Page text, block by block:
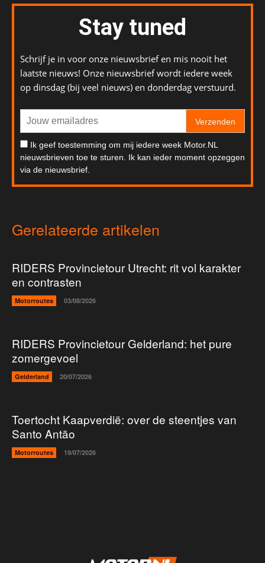
Stay tuned
Schrijf je in voor onze nieuwsbrief en mis nooit het
laatste nieuws! Onze nieuwsbrief wordt iedere week
op dinsdag (bij veel nieuws) en donderdag verstuurd.
Verzenden
Ik geef toestemming om mij iedere week Motor.NL
nieuwsbrieven toe te sturen. Ik kan ieder moment opzeggen
via de nieuwsbrief.
Gerelateerde artikelen
RIDERS Provincietour Utrecht: rit vol karakter
en contrasten
Motorroutes 03/08/2026
RIDERS Provincietour Gelderland: het pure
zomergevoel
Gelderland 20/07/2026
Toertocht Kaapverdië: over de steentjes van
Santo Antão
Motorroutes 19/07/2026